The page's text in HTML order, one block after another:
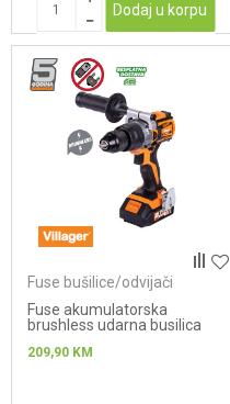
Dodaj u korpu
Fuse bušilice/odvijači
Fuse akumulatorska
brushless udarna busilica
209,90 KM